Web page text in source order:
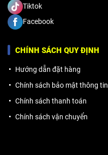
Tiktok
Facebook
CHÍNH SÁCH QUY ĐỊNH
Hướng dẫn đặt hàng
Chính sách bảo mật thông tin
Chính sách thanh toán
Chính sách vận chuyển